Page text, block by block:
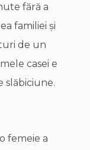
fără a
familiei şi
de un
casei e
slăbiciune.
femeie a